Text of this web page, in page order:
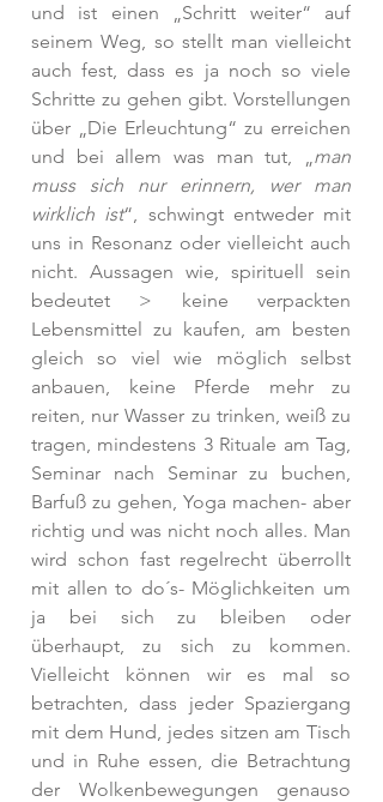
und ist einen „Schritt weiter“ auf
seinem Weg, so stellt man vielleicht
auch fest, dass es ja noch so viele
Schritte zu gehen gibt. Vorstellungen
über „Die Erleuchtung“ zu erreichen
und bei allem was man tut, „man
muss sich nur erinnern, wer man
wirklich ist“, schwingt entweder mit
uns in Resonanz oder vielleicht auch
nicht. Aussagen wie, spirituell sein
bedeutet > keine verpackten
Lebensmittel zu kaufen, am besten
gleich so viel wie möglich selbst
anbauen, keine Pferde mehr zu
reiten, nur Wasser zu trinken, weiß zu
tragen, mindestens 3 Rituale am Tag,
Seminar nach Seminar zu buchen,
Barfuß zu gehen, Yoga machen- aber
richtig und was nicht noch alles. Man
wird schon fast regelrecht überrollt
mit allen to do´s- Möglichkeiten um
ja bei sich zu bleiben oder
überhaupt, zu sich zu kommen.
Vielleicht können wir es mal so
betrachten, dass jeder Spaziergang
mit dem Hund, jedes sitzen am Tisch
und in Ruhe essen, die Betrachtung
der Wolkenbewegungen genauso